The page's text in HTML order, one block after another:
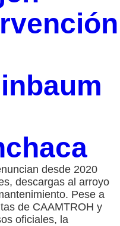
desde 2020
descargas al arroyo
Pese a
de CAAMTROH y
oficiales, la